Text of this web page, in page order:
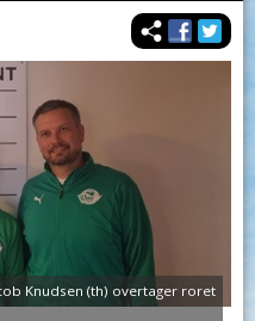
Knudsen (th) overtager roret